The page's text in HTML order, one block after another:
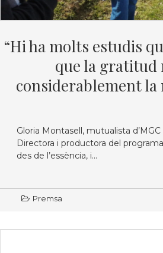
“Hi ha molts estudis
que la
considerablement la
Premsa
Gloria Montasell, mutualista
Directora i productora del
des de l’essència, i...